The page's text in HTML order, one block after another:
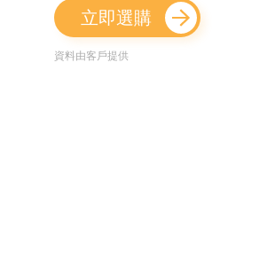
立即選購
資料由客戶提供